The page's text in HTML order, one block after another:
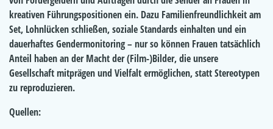
kreativen Führungspositionen ein. Dazu Familienfreundlichkeit am
Set, Lohnlücken schließen, soziale Standards einhalten und ein
dauerhaftes Gendermonitoring – nur so können Frauen tatsächlich
Anteil haben an der Macht der (Film-)Bilder, die unsere
Gesellschaft mitprägen und Vielfalt ermöglichen, statt Stereotypen
zu reproduzieren.
Quellen: